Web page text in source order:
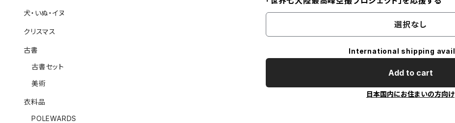
選択なし
International shipping
Add to cart
日本国内にお住まいの方向け
犬・いぬ・イヌ
クリスマス
古書
古書セット
美術
衣料品
POLEWARDS